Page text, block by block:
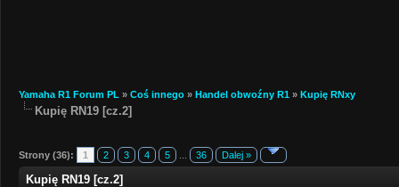
Yamaha R1 Forum PL » Coś innego » Handel obwoźny R1 » Kupię RNxy
Kupię RN19 [cz.2]
Strony (36): 1 2 3 4 5 36 Dalej »
Kupię RN19 [cz.2]